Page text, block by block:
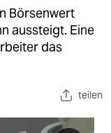
Börsenwert
aussteigt. Eine
das
teilen